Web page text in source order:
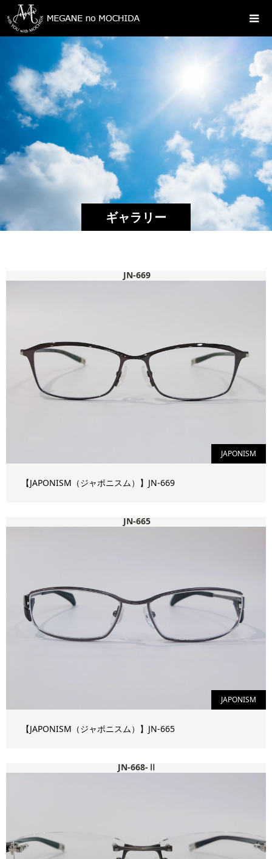
ギャラリー
JN-669
JAPONISM
【JAPONISM（ジャポニスム）】JN-669
JN-665
JAPONISM
【JAPONISM（ジャポニスム）】JN-665
JN-668-Ⅱ